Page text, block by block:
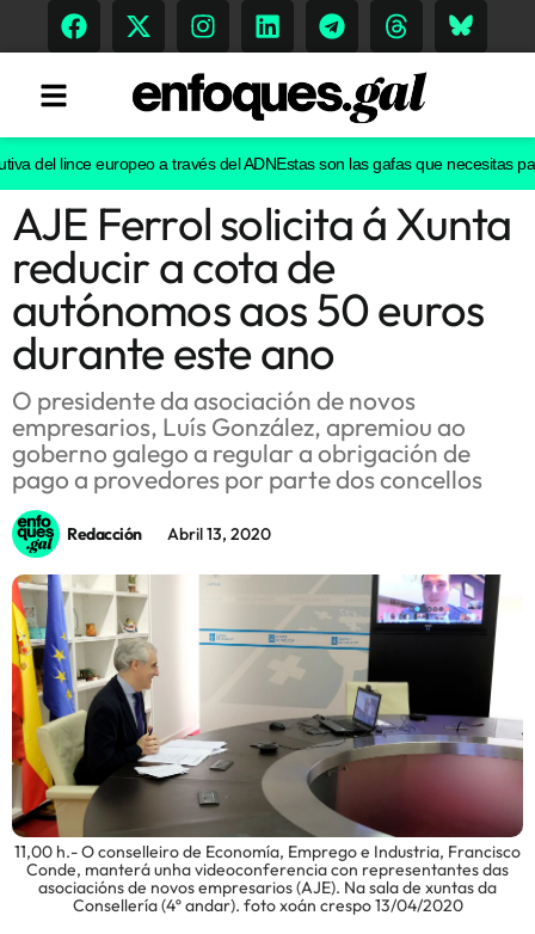
Tendencias
Memoria Histórica
Gastronomía
Escenarios
Sostenibilidad
Innova
del lince europeo a través del ADNEstas son las gafas que necesitas
AJE Ferrol solicita á Xunta
reducir a cota de
autónomos aos 50 euros
durante este ano
O presidente da asociación de novos
empresarios, Luís González, apremiou ao
goberno galego a regular a obrigación de
pago a provedores por parte dos concellos
Redacción Abril 13, 2020
11,00 h.- O conselleiro de Economía, Emprego e Industria, Francisco
Conde, manterá unha videoconferencia con representantes das
asociacións de novos empresarios (AJE). Na sala de xuntas da
Consellería (4º andar). foto xoán crespo 13/04/2020